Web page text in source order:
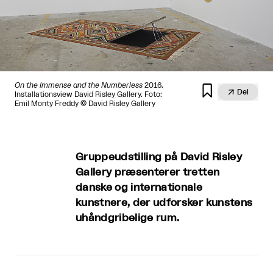
On the Immense and the Numberless 2016.
Installationsview David Risley Gallery. Foto:
Emil Monty Freddy © David Risley Gallery
  Del
Gruppeudstilling på David Risley
Gallery præsenterer tretten
danske og internationale
kunstnere, der udforsker kunstens
uhåndgribelige rum.